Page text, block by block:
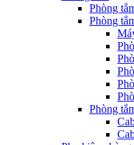
Phòng
Phòng
Phòng